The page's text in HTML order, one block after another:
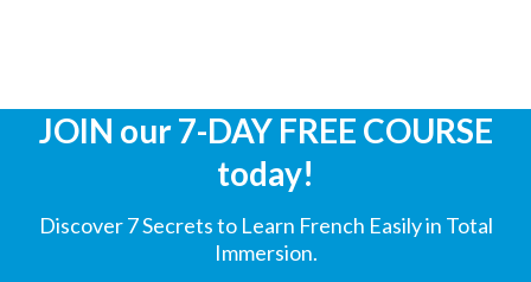
JOIN our 7-DAY FREE COURSE
today!
Discover 7 Secrets to Learn French Easily in Total
Immersion.